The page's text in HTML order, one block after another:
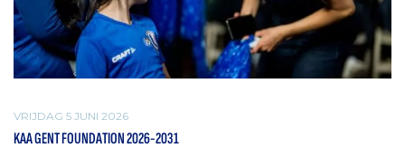
VRIJDAG 5 JUNI 2026
KAA GENT FOUNDATION 2026-2031